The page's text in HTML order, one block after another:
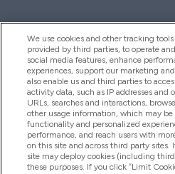
Pomoc I Informacja
Produkty
Informacje O Firmie
We use cookies and other tracking
provided by third parties, to operate
social media features, enhance
experiences, support our marketing
also enable us and third parties to
activity data, such as IP addresses and
URLs, searches and interactions,
other usage information, which may
functionality and personalized
performance, and reach users with
on this site and across third party sites.
site may deploy cookies (including
these purposes. If you click “Limit